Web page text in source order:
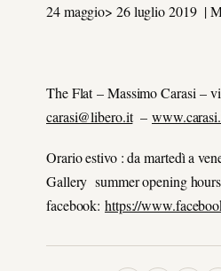
24 maggio> 26 luglio 2019 |
The Flat – Massimo Carasi –
carasi@libero.it–
Orario estivo : da martedì a
Gallery summer opening
facebook:https://